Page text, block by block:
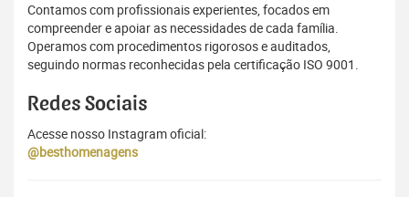
Contamos com profissionais experientes, focados em
compreender e apoiar as necessidades de cada família.
Operamos com procedimentos rigorosos e auditados,
seguindo normas reconhecidas pela certificação ISO 9001.
Redes Sociais
Acesse nosso Instagram oficial:
@besthomenagens